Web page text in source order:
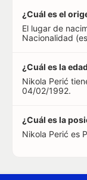
¿Cuál es el
El lugar de
Nacionalidad
¿Cuál es la
Nikola Perić
04/02/1992.
¿Cuál es la
Nikola Perić es